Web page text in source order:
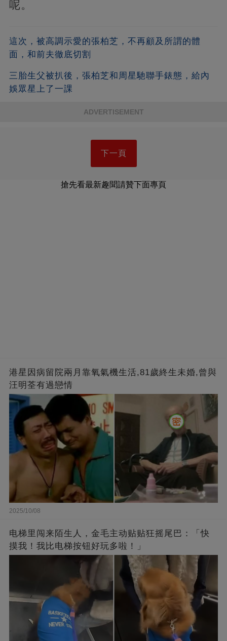
呢。
這次，被高調示愛的張柏芝，不再顧及所謂的體
面，和前夫徹底切割
三胎生父被扒後，張柏芝和周星馳聯手錶態，給內
娛眾星上了一課
ADVERTISEMENT
下一頁
搶先看最新趣聞請贊下面專頁
港星因病留院兩月靠氧氣機生活,81歲終生未婚,曾與
汪明荃有過戀情
2025/10/08
电梯里闯来陌生人，金毛主动贴贴狂摇尾巴：「快
摸我！我比电梯按钮好玩多啦！」